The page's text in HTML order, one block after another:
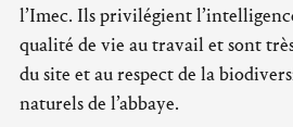
l’Imec. Ils privilégient
qualité de vie au travail et sont
du site et au respect de la
naturels de l’abbaye.